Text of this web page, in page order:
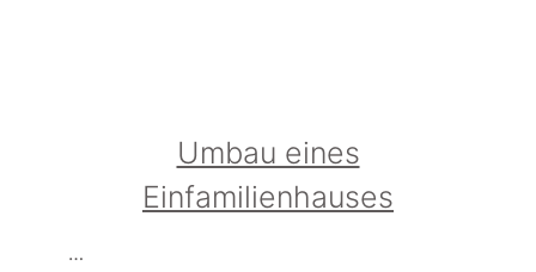
Umbau eines
Einfamilienhauses
…